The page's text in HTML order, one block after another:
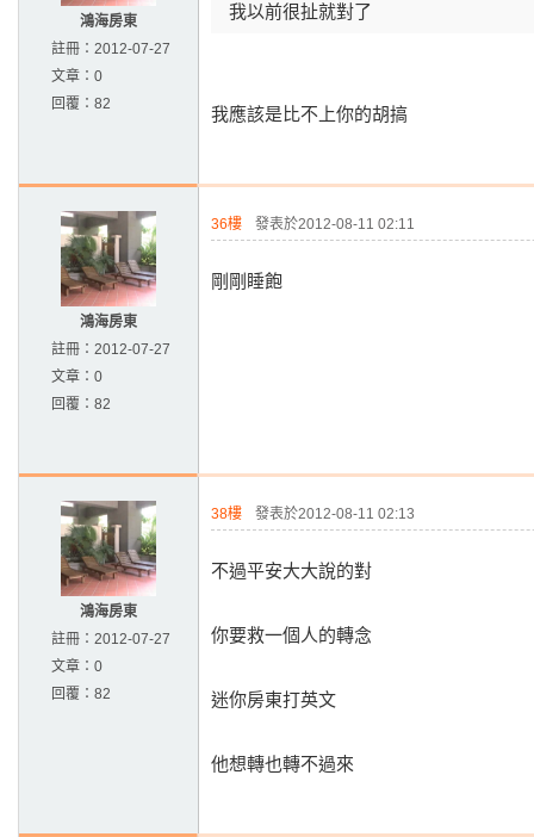
鴻海房東
註冊： 2012-07-27
文章： 0
回覆： 82
我以前很扯就對了
我應該是比不上你的胡搞
鴻海房東
註冊： 2012-07-27
文章： 0
回覆： 82
36樓 發表於2012-08-11 02:11
剛剛睡飽
鴻海房東
註冊： 2012-07-27
文章： 0
回覆： 82
38樓 發表於2012-08-11 02:13
不過平安大大說的對
你要救一個人的轉念
迷你房東打英文
他想轉也轉不過來